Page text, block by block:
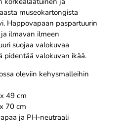
museokartongista
Happovapaan paspartuurin
ilmavan ilmeen
suojaa valokuvaa
pidentää valokuvan ikää.
oleviin kehysmalleihin
49 cm
70 cm
ja PH-neutraali